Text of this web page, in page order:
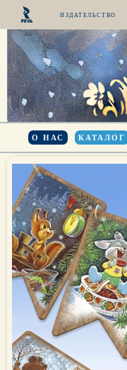
ИЗДАТЕЛЬСТВО
О НАС КАТАЛОГ